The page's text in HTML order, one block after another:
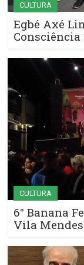
CULTURA
Egbé Axé
Consciência
CULTURA
6° Banana
Vila Mendes